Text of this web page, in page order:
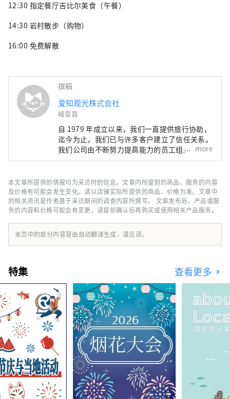
12:30 指定餐厅吉比尔美食（午餐）
14:30 岩村散步（购物）
16:00 免费解散
撰稿
爱知观光株式会社
岐阜县
自 1979 年成立以来，我们一直提供旅行协助，
迄今为止，我们已与许多客户建立了信任关系。
我们公司由不断努力提高能力的员工组成。 我
们将继续与客户密切合作，提供令他们满意的产
息以及我们员工撰写的专栏。 请随时与我们联
系。
more
本文章所提供的情报均为采访时的信息。文章内所提到的商品、服务的内容
及价格有可能会发生变化。请以店铺实际所提供的商品、价格为准。文章中
的相关资讯是作者基于采访期间的调查内容所撰写。 文章发布后，产品或服
务的内容和价格可能会有变更，请提前确认后再购买或使用相关产品服务。
本页中的部分内容是由自动翻译生成，请见谅。
特集 查看更多